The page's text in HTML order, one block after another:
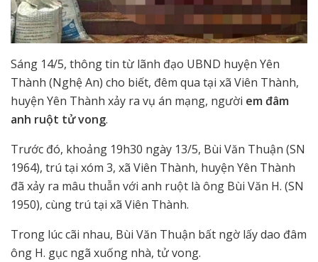
Sáng 14/5, thông tin từ lãnh đạo UBND huyện Yên
Thành (Nghệ An) cho biết, đêm qua tại xã Viên Thành,
huyện Yên Thành xảy ra vụ án mạng, người em đâm
anh ruột tử vong.
Trước đó, khoảng 19h30 ngày 13/5, Bùi Văn Thuận (SN
1964), trú tại xóm 3, xã Viên Thành, huyện Yên Thành
đã xảy ra mâu thuẫn với anh ruột là ông Bùi Văn H. (SN
1950), cùng trú tại xã Viên Thành.
Trong lúc cãi nhau, Bùi Văn Thuận bất ngờ lấy dao đâm
ông H. gục ngã xuống nhà, tử vong.